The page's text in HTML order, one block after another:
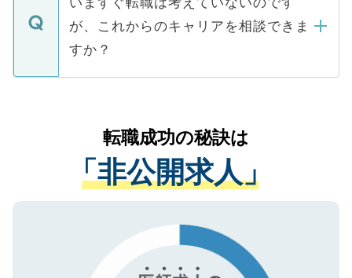
に、医療機関が求める条件に合った人材の
みを人材紹介会社に依頼するケースが増え
ています。
ますので、ご安心ください。
などで収集したご登録者様の個人情報は、
ご本人のキャリアアップおよび転職活動の
支援を目的に使用いたします。お預かりし
ているすべての個人データはご本人の許可
は、個人情報の取り扱いについての厳密な
管理基準を満たした事業者のみに付与され
る、プライバシーマークを取得済みです。
ご登録いただいた個人情報は、SSL（デー
で、機密保持に関してもご安心ください。
が、これからのキャリアを相談できま
すか？
かがいして、現在の医療機関の状況や紹介
経験をまじえながら、適切なアドバイスを
させていただきます。すぐにご転職をされ
ない方には、長期的なサポートが可能です
ので、まずはご登録ください。
転職成功の秘訣は
「非公開求人」